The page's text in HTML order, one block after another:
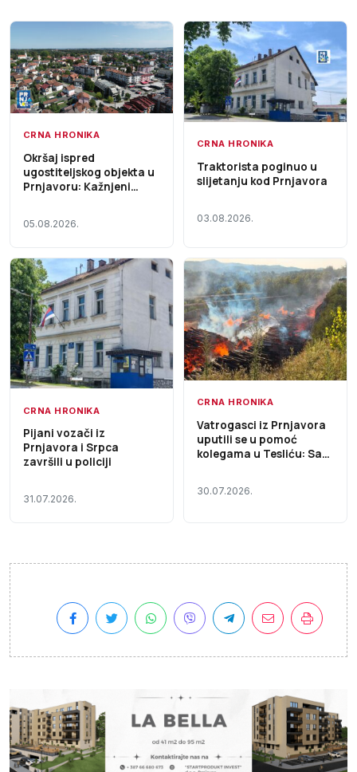
CRNA HRONIKA
Okršaj ispred
ugostiteljskog objekta u
Prnjavoru: Kažnjeni
05.08.2026.
CRNA HRONIKA
Traktorista poginuo u
slijetanju kod Prnjavora
03.08.2026.
CRNA HRONIKA
Pijani vozači iz
Prnjavora i Srpca
završili u policiji
31.07.2026.
CRNA HRONIKA
Vatrogasci iz Prnjavora
uputili se u pomoć
kolegama u Tesliću: Sa
gašenju velikog požara
30.07.2026.